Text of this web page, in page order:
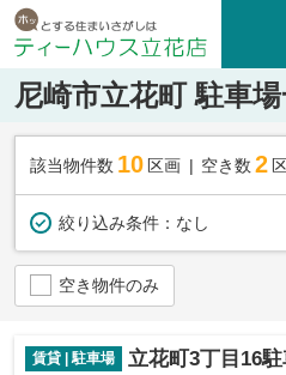
尼崎市立花町 駐車
該当物件数 10 区画 空き数 2
絞り込み条件： なし
空き物件のみ
賃貸 | 駐車場 立花町3丁目16